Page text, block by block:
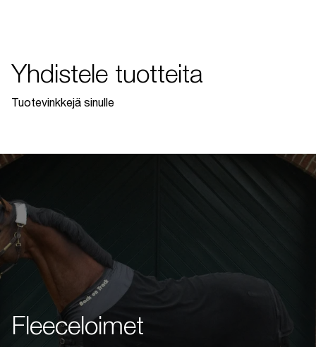
Yhdistele tuotteita
Tuotevinkkejä sinulle
Fleeceloimet